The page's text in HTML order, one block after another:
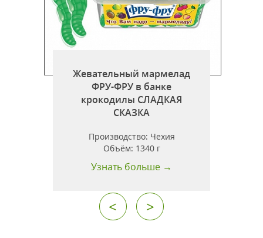
Жевательный мармелад
ФРУ-ФРУ в банке
крокодилы СЛАДКАЯ
СКАЗКА
Производство: Чехия
Объём: 1340 г
Узнать больше →
< >